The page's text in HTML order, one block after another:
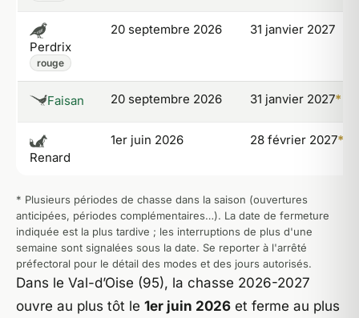
Perdrix
rouge
20 septembre 2026 31 janvier 2027
Faisan 20 septembre 2026 31 janvier 2027*
Renard
1er juin 2026 28 février 2027*
* Plusieurs périodes de chasse dans la saison (ouvertures
anticipées, périodes complémentaires…). La date de fermeture
indiquée est la plus tardive ; les interruptions de plus d'une
semaine sont signalées sous la date. Se reporter à l'arrêté
préfectoral pour le détail des modes et des jours autorisés.
Dans le Val-d’Oise (95), la chasse 2026-2027
ouvre au plus tôt le 1er juin 2026 et ferme au plus